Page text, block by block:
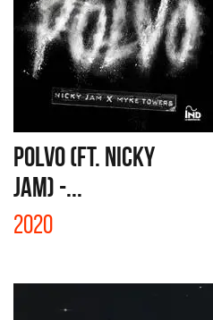
POLVO (FT. NICKY
JAM) -...
2020